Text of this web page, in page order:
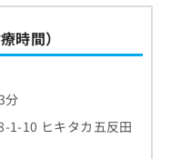
時間）
分
1-10 ヒキタカ五反田